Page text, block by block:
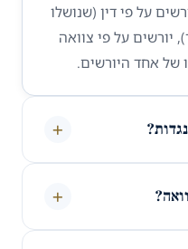
על פי דין (שנושלו
יורשים על פי צוואה
של אחד היורשים.
+
+